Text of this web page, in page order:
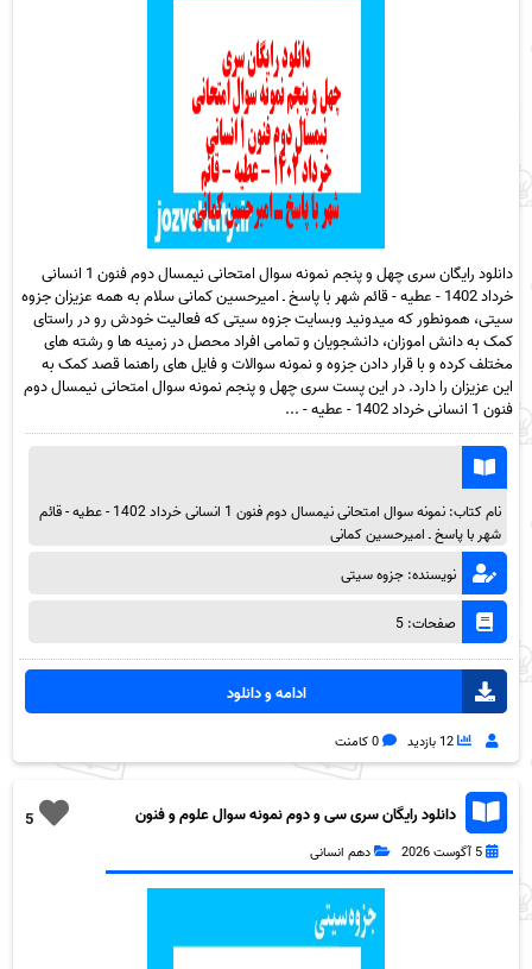
دانلود رایگان سری چهل و پنجم نمونه سوال امتحانی نیمسال دوم فنون 1 انسانی
خرداد 1402 - عطیه - قائم شهر با پاسخ ـ امیرحسین کمانی سلام به همه عزیزان جزوه
سیتی، همونطور که میدونید وبسایت جزوه سیتی که فعالیت خودش رو در راستای
کمک به دانش اموزان، دانشجویان و تمامی افراد محصل در زمینه ها و رشته های
مختلف کرده و با قرار دادن جزوه و نمونه سوالات و فایل های راهنما قصد کمک به
این عزیزان را دارد. در این پست سری چهل و پنجم نمونه سوال امتحانی نیمسال دوم
فنون 1 انسانی خرداد 1402 - عطیه - ...
نام کتاب: نمونه سوال امتحانی نیمسال دوم فنون 1 انسانی خرداد 1402 - عطیه - قائم
شهر با پاسخ ـ امیرحسین کمانی
نویسنده: جزوه سیتی
صفحات: 5
ادامه و دانلود
12 بازدید 0 کامنت
5
دانلود رایگان سری سی و دوم نمونه سوال علوم و فنون
دهم انسانی به همراه pdf
5 آگوست 2026 دهم انسانی